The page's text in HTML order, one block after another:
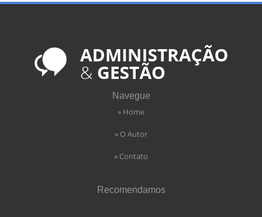
Navegue
» Home
» O Autor
» Contato
Recomendamos